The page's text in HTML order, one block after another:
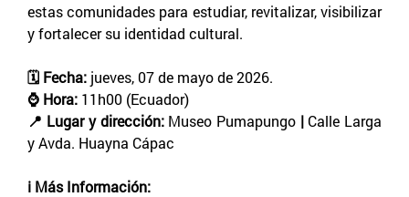
estas comunidades para estudiar, revitalizar, visibilizar
y fortalecer su identidad cultural.
🗓️ Fecha: jueves, 07 de mayo de 2026.
⌚ Hora: 11h00 (Ecuador)
📍 Lugar y dirección: Museo Pumapungo |Calle Larga
y Avda. Huayna Cápac
ℹ️ Más Información: